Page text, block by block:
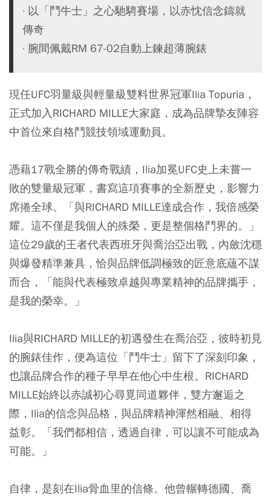
· 以「鬥牛士」之心馳騁賽場，以赤忱信念鑄就
傳奇
· 腕間佩戴RM 67-02自動上鍊超薄腕錶
現任UFC羽量級與輕量級雙料世界冠軍Ilia Topuria，
正式加入RICHARD MILLE大家庭，成為品牌摯友陣容
中首位來自格鬥競技領域運動員。
憑藉17戰全勝的傳奇戰績，Ilia加冕UFC史上未嘗一
敗的雙量級冠軍，書寫這項賽事的全新歷史，影響力
席捲全球。「與RICHARD MILLE達成合作，我倍感榮
耀。這不僅是我個人的殊榮，更是整個格鬥界的。」
這位29歲的王者代表西班牙與喬治亞出戰，內斂沈穩
與爆發精準兼具，恰與品牌低調極致的匠意底蘊不謀
而合，「能與代表極致卓越與專業精神的品牌攜手，
是我的榮幸。」
Ilia與RICHARD MILLE的初遇發生在喬治亞，彼時初見
的腕錶佳作，便為這位「鬥牛士」留下了深刻印象，
也讓品牌合作的種子早早在他心中生根。RICHARD
MILLE始終以赤誠初心尋覓同道夥伴，雙方邂逅之
際，Ilia的信念與品格，與品牌精神渾然相融、相得
益彰。「我們都相信，透過自律，可以讓不可能成為
可能。」
自律，是刻在Ilia骨血里的信條。他曾輾轉德國、喬